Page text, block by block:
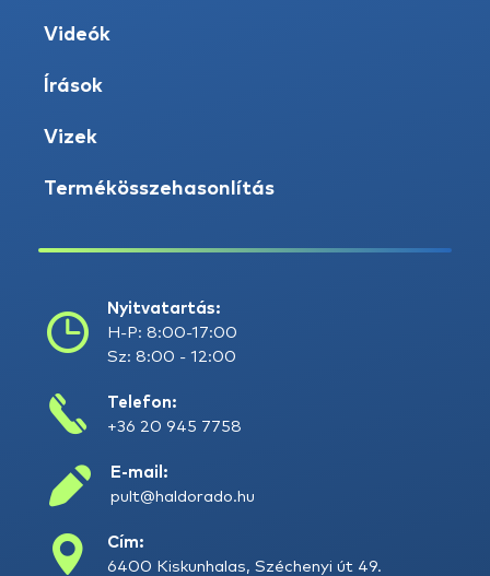
Videók
Írások
Vizek
Termékösszehasonlítás
Nyitvatartás:
H-P: 8:00-17:00
Sz: 8:00 - 12:00
Telefon:
+36 20 945 7758
E-mail:
pult@haldorado.hu
Cím:
6400 Kiskunhalas, Széchenyi út 49.